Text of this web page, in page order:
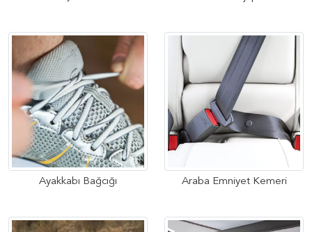
Ayakkabı Bağcığı Araba Emniyet Kemeri